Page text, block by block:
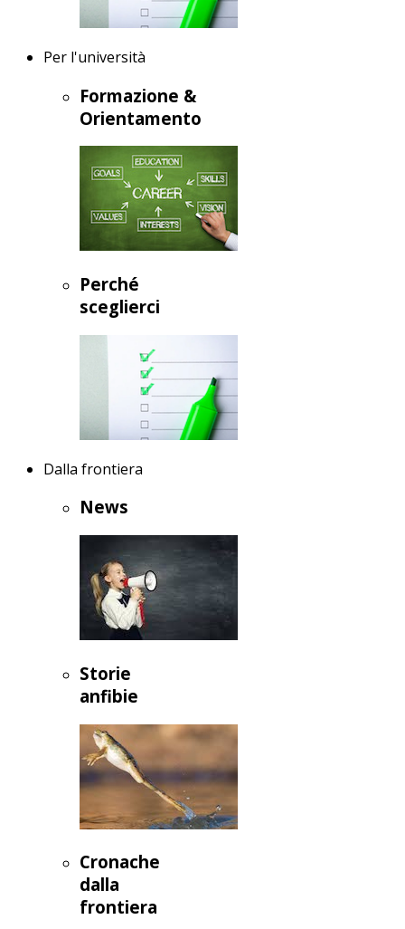
Per l'università
Formazione &
Orientamento
Perché
sceglierci
Dalla frontiera
News
Storie
anfibie
Cronache
dalla
frontiera